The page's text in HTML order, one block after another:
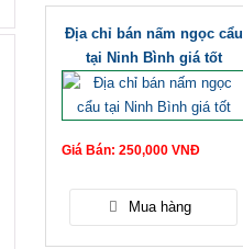
Địa chỉ bán nấm ngọc cẩu
tại Ninh Bình giá tốt
Giá Bán: 250,000 VNĐ